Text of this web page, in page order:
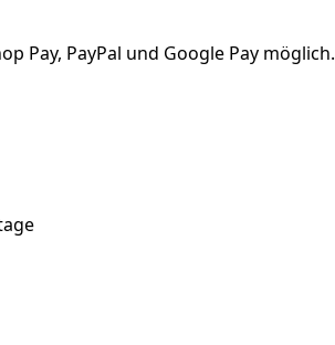
Pay, PayPal und Google Pay möglich.